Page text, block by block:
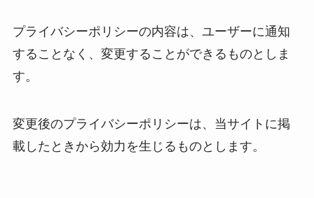
プライバシーポリシーの内容は、ユーザーに通知
することなく、変更することができるものとしま
す。
変更後のプライバシーポリシーは、当サイトに掲
載したときから効力を生じるものとします。